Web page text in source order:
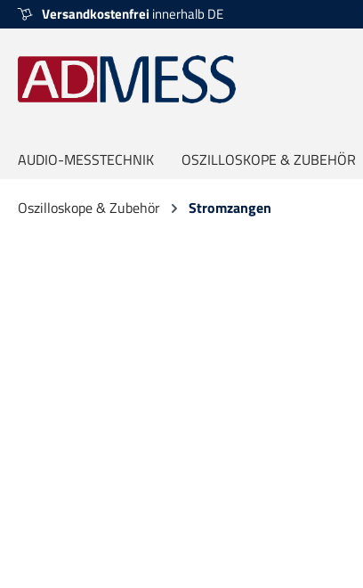
Zur Hauptnavigation springen
Versandkostenfrei innerhalb DE
AUDIO-MESSTECHNIK OSZILLOSKOPE & ZUBEHÖR
Oszilloskope & Zubehör Stromzangen